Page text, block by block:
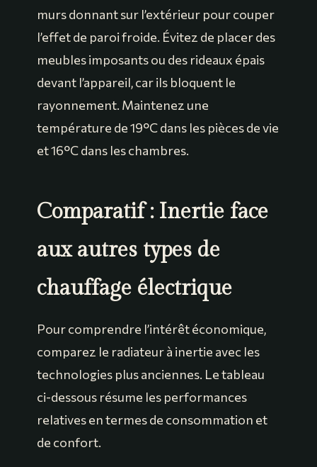
murs donnant sur l’extérieur pour couper
l’effet de paroi froide. Évitez de placer des
meubles imposants ou des rideaux épais
devant l’appareil, car ils bloquent le
rayonnement. Maintenez une
température de 19°C dans les pièces de vie
et 16°C dans les chambres.
Comparatif : Inertie face
aux autres types de
chauffage électrique
Pour comprendre l’intérêt économique,
comparez le radiateur à inertie avec les
technologies plus anciennes. Le tableau
ci-dessous résume les performances
relatives en termes de consommation et
de confort.